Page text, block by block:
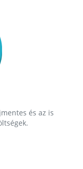
és az is